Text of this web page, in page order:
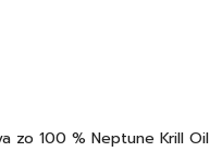
zo 100 % Neptune Krill Oil